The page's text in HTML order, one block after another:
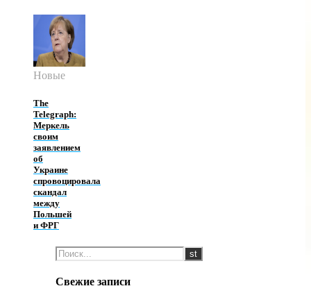
Новые
The
Telegraph:
Меркель
своим
заявлением
об
Украине
спровоцировала
скандал
между
Польшей
и ФРГ
Свежие записи